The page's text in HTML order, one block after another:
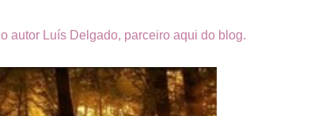
autor Luís Delgado, parceiro aqui do blog.